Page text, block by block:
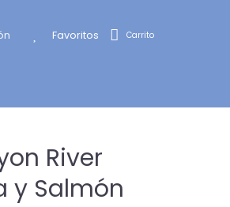
Favoritos
River
y Salmón